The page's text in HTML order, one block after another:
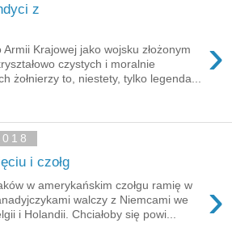
z
›
Armii Krajowej jako wojsku złożonym
czystych i moralnie
żołnierzy to, niestety, tylko legenda...
i czołg
›
w amerykańskim czołgu ramię w
walczy z Niemcami we
i Holandii. Chciałoby się powi...